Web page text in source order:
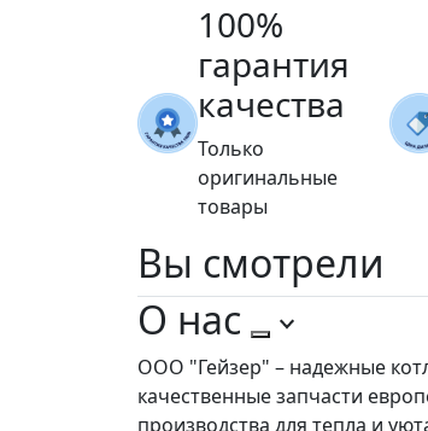
100%
гарантия
качества
Только
оригинальные
товары
Вы смотрели
О нас
ООО "Гейзер" – надежные
качественные запчасти
производства для тепла и